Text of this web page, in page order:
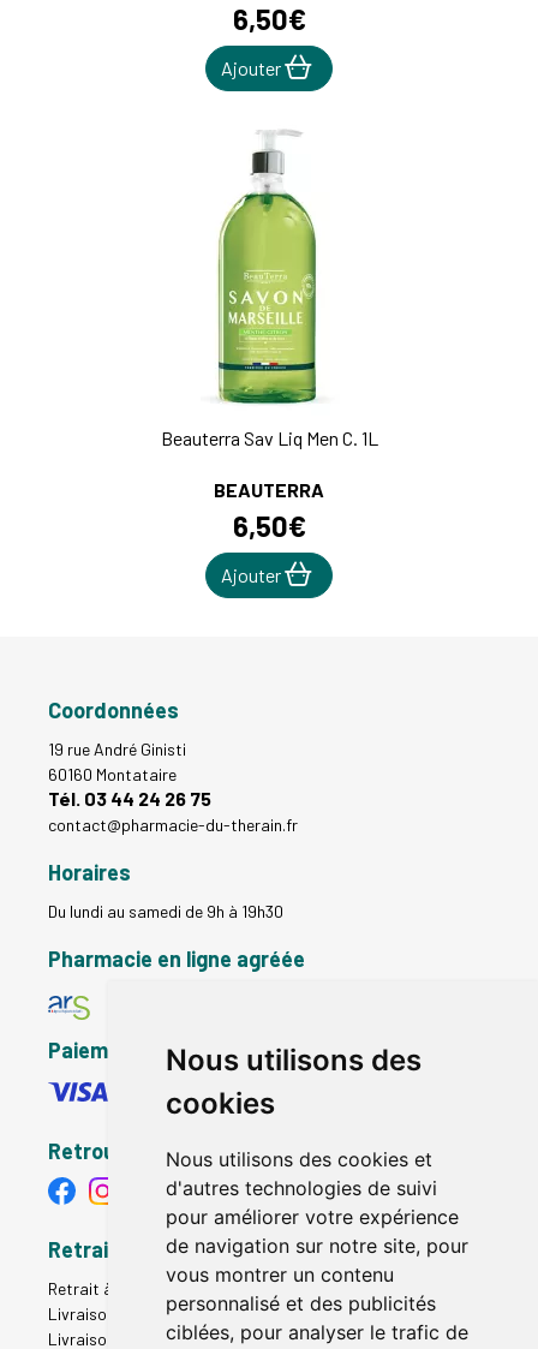
Nous utilisons des
cookies
Nous utilisons des cookies et
d'autres technologies de suivi
pour améliorer votre expérience
de navigation sur notre site, pour
vous montrer un contenu
personnalisé et des publicités
ciblées, pour analyser le trafic de
6,50€
Ajouter
Beauterra Sav Liq Men C. 1L
BEAUTERRA
6,50€
Ajouter
Coordonnées
19 rue André Ginisti
60160 Montataire
Tél. 03 44 24 26 75
contact@pharmacie-du-therain.fr
Horaires
Du lundi au samedi de 9h à 19h30
Pharmacie en ligne agréée
Paiement sécurisé
Retrouvez-nous
Retrait - Livraison
Retrait à la pharmacie - Click & Collect
Livraison en Point Relais
Livraison à domicile